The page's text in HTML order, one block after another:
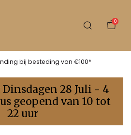
0
bij besteding van €100*
28 Juli - 4
geopend van 10 tot
22 uur